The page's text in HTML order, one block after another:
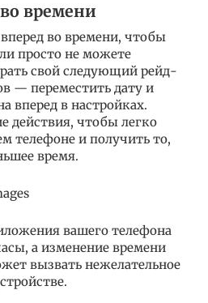
времени
во времени, чтобы
просто не можете
свой следующий рейд-
— переместить дату и
вперед в настройках.
действия, чтобы легко
телефоне и получить то,
время.
вашего телефона
а изменение времени
вызвать нежелательное